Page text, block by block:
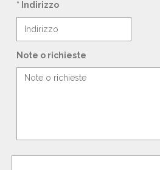
* Indirizzo
Note o richieste